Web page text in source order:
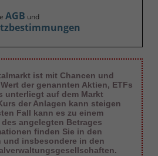
AGB und
ist mit Chancen und
der genannten Aktien, ETFs
unterliegt auf dem Markt
der Anlagen kann steigen
Fall kann es zu einem
angelegten Betrages
finden Sie in den
und insbesondere in den